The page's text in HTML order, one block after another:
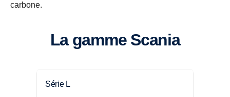
carbone.
La gamme Scania
Série L